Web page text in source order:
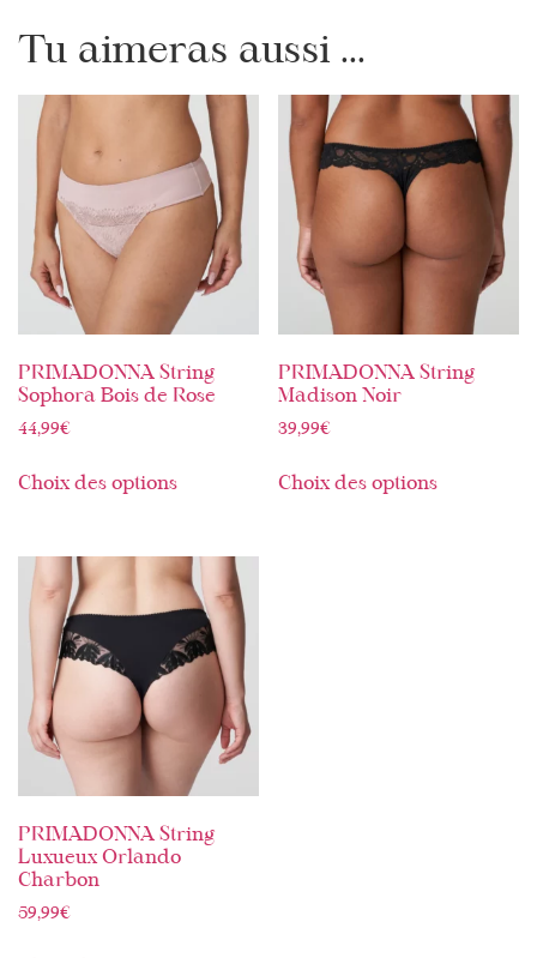
Tu aimeras aussi ...
PRIMADONNA String
Sophora Bois de Rose
44,99€
Choix des options
PRIMADONNA String
Madison Noir
39,99€
Choix des options
PRIMADONNA String
Luxueux Orlando
Charbon
59,99€